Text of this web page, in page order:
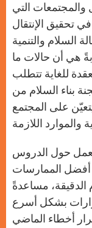
والمجتمعات التي
تحقيق الإنتقال
السلام والتنمية
هي أن حالات ما
للغاية تتطلب
بناء السلام من
على المجتمع
حول الدروس
أفضل الممارسات
الدقيقة، مساعدةً
بشكل أسرع